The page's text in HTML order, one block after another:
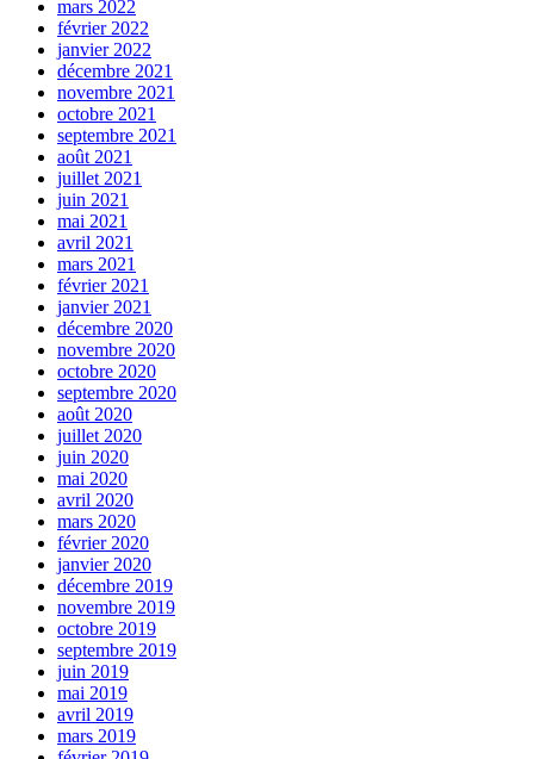
mars 2022
février 2022
janvier 2022
décembre 2021
novembre 2021
octobre 2021
septembre 2021
août 2021
juillet 2021
juin 2021
mai 2021
avril 2021
mars 2021
février 2021
janvier 2021
décembre 2020
novembre 2020
octobre 2020
septembre 2020
août 2020
juillet 2020
juin 2020
mai 2020
avril 2020
mars 2020
février 2020
janvier 2020
décembre 2019
novembre 2019
octobre 2019
septembre 2019
juin 2019
mai 2019
avril 2019
mars 2019